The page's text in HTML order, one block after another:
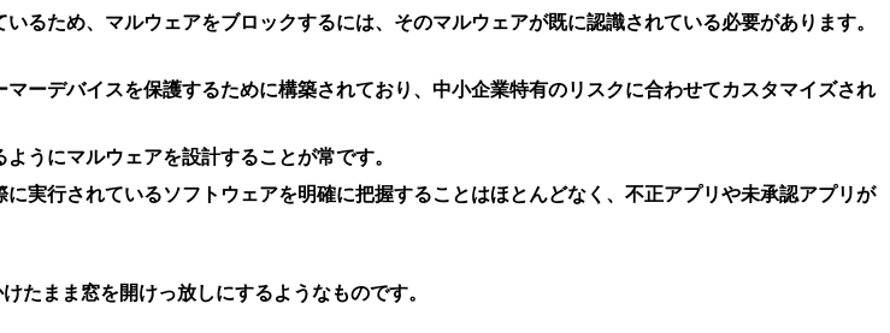
るため、マルウェアをブロックするには、そのマルウェアが既に認識されている必要があります。
ーデバイスを保護するために構築されており、中小企業特有のリスクに合わせてカスタマイズされ
うにマルウェアを設計することが常です。
実行されているソフトウェアを明確に把握することはほとんどなく、不正アプリや未承認アプリが
たまま窓を開けっ放しにするようなものです。